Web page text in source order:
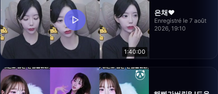
1:40:00
은채❤️
Enregistré le 7 août
2026, 19:10